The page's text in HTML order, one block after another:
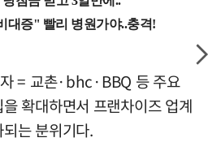
= 교촌·bhc·BBQ 등 주요
확대하면서 프랜차이즈 업계
는 분위기다.